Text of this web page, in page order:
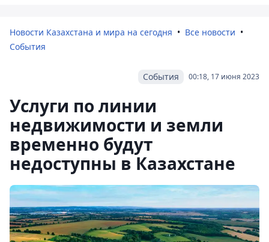
Новости Казахстана и мира на сегодня
Все новости
События
00:18, 17 июня 2023
События
Услуги по линии
недвижимости и земли
временно будут
недоступны в Казахстане